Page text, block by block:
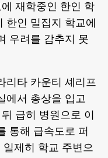
재학중인 한인 학
인 밀집지 학교에
우려를 감추지 못
리타 카운티 셰리프
에서 총상을 입고
급히 병원으로 이
통해 급속도로 퍼
제히 학교 주변으